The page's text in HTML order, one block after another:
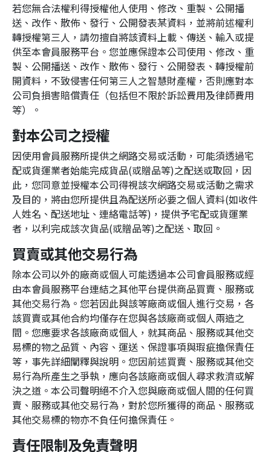
若您無合法權利得授權他人使用、修改、重製、公開播
送、改作、散佈、發行、公開發表某資料，並將前述權利
轉授權第三人，請勿擅自將該資料上載、傳送、輸入或提
供至本會員服務平台。您並應保證本公司使用、修改、重
製、公開播送、改作、散佈、發行、公開發表、轉授權前
開資料，不致侵害任何第三人之智慧財產權，否則應對本
公司負損害賠償責任（包括但不限於訴訟費用及律師費用
等）。
對本公司之授權
因使用會員服務所提供之網路交易或活動，可能須透過宅
配或貨運業者始能完成貨品(或贈品等)之配送或取回，因
此，您同意並授權本公司得視該次網路交易或活動之需求
及目的，將由您所提供且為配送所必要之個人資料(如收件
人姓名、配送地址、連絡電話等)，提供予宅配或貨運業
者，以利完成該次貨品(或贈品等)之配送、取回。
買賣或其他交易行為
除本公司以外的廠商或個人可能透過本公司會員服務或經
由本會員服務平台連結之其他平台提供商品買賣、服務或
其他交易行為。您若因此與該等廠商或個人進行交易，各
該買賣或其他合約均僅存在您與各該廠商或個人兩造之
間。您應要求各該廠商或個人，就其商品、服務或其他交
易標的物之品質、內容、運送、保證事項與瑕疵擔保責任
等，事先詳細闡釋與說明。您因前述買賣、服務或其他交
易行為所產生之爭執，應向各該廠商或個人尋求救濟或解
決之道。本公司聲明絕不介入您與廠商或個人間的任何買
賣、服務或其他交易行為，對於您所獲得的商品、服務或
其他交易標的物亦不負任何擔保責任。
責任限制及免責聲明